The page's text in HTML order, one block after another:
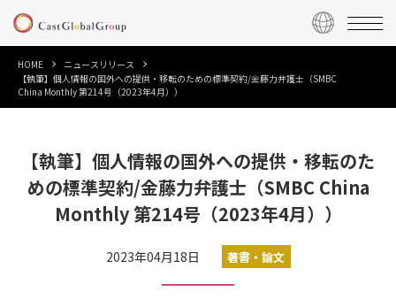
HOME
ニュースリリース
【執筆】個人情報の国外への提供・移転のための標準契約/金藤力弁護士（SMBC
China Monthly 第214号（2023年4月））
【執筆】個人情報の国外への提供・移転のた
めの標準契約/金藤力弁護士（SMBC China
Monthly 第214号（2023年4月））
2023年04月18日 著書・論文